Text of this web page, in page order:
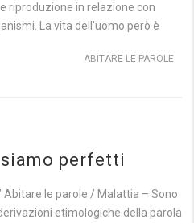
riproduzione in relazione con
La vita dell’uomo però è
ABITARE LE PAROLE
perfetti
Abitare le parole / Malattia – Sono
etimologiche della parola